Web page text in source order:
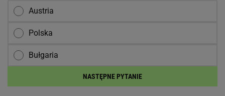
Austria
Polska
Bułgaria
NASTĘPNE PYTANIE